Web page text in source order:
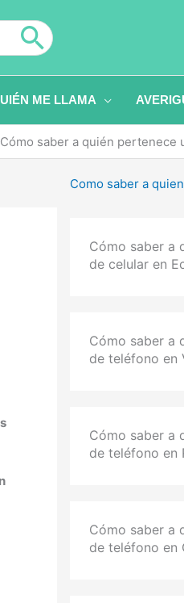
ME LLAMA
Cómo saber a quién pertenece
Como saber a
Cómo saber a
de celular en
Cómo saber a
de teléfono en
Cómo saber a
de teléfono en
Cómo saber a
de teléfono en